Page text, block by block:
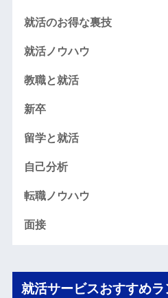
就活のお得な裏技
就活ノウハウ
教職と就活
新卒
留学と就活
自己分析
転職ノウハウ
面接
就活サービスおすすめ